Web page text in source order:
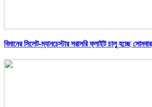
বিমানের সিলেট-ম্যানচেস্টার সরাসরি ফ্লাইট চালু হচ্ছে সোমবার